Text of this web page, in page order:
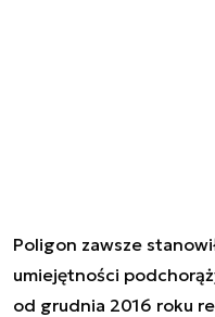
Poligon zawsze
umiejętności
od grudnia 2016 roku